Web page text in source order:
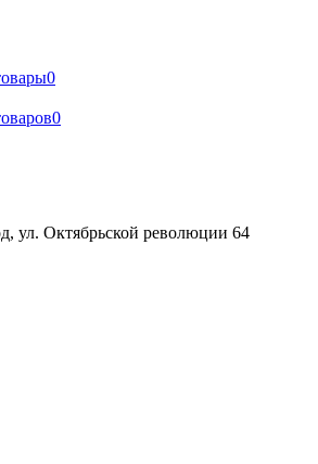
0
0
ул. Октябрьской революции 64